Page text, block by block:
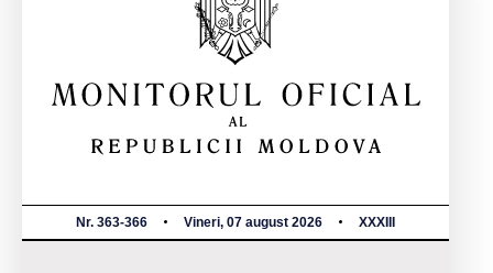
Nr. 363-366 Vineri, 07 august 2026 XXXIII